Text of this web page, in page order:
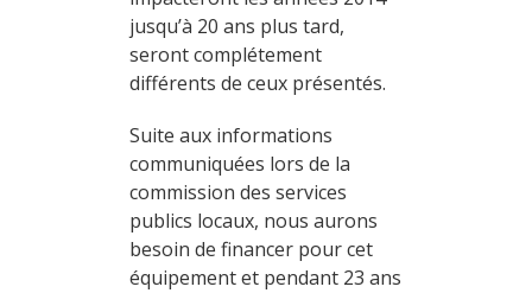
jusqu’à 20 ans plus tard,
seront complétement
différents de ceux présentés.
Suite aux informations
communiquées lors de la
commission des services
publics locaux, nous aurons
besoin de financer pour cet
équipement et pendant 23 ans